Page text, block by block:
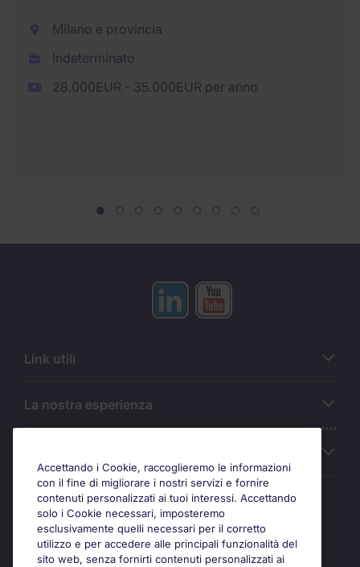
Milano e provincia
Indeterminato
28.000EUR - 35.000EUR per anno
Link utili
La nostra esperienza
Awards
Accettando i Cookie, raccoglieremo le informazioni
con il fine di migliorare i nostri servizi e fornire
contenuti personalizzati ai tuoi interessi. Accettando
solo i Cookie necessari, imposteremo
esclusivamente quelli necessari per il corretto
utilizzo e per accedere alle principali funzionalità del
sito web, senza fornirti contenuti personalizzati ai